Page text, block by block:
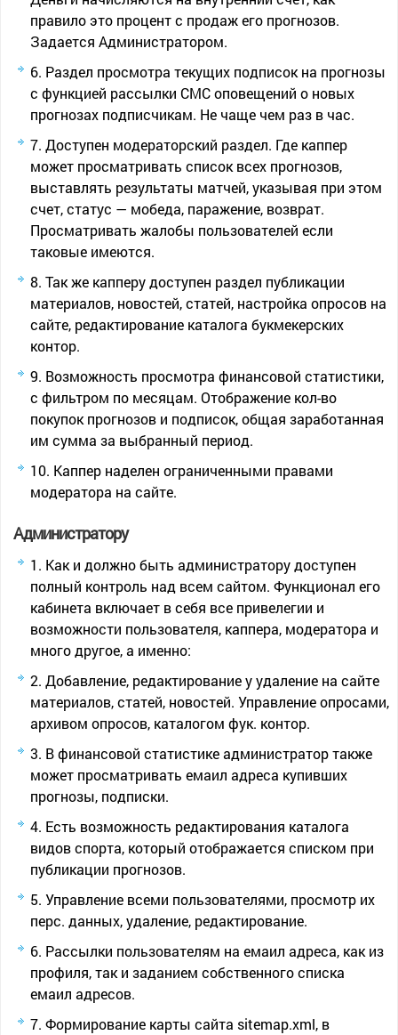
правило это процент с продаж его прогнозов.
Задается Администратором.
Раздел просмотра текущих подписок на прогнозы
с функцией рассылки СМС оповещений о новых
прогнозах подписчикам. Не чаще чем раз в час.
Доступен модераторский раздел. Где каппер
может просматривать список всех прогнозов,
выставлять результаты матчей, указывая при этом
счет, статус — мобеда, паражение, возврат.
Просматривать жалобы пользователей если
таковые имеются.
Так же капперу доступен раздел публикации
материалов, новостей, статей, настройка опросов на
сайте, редактирование каталога букмекерских
контор.
Возможность просмотра финансовой статистики,
с фильтром по месяцам. Отображение кол-во
покупок прогнозов и подписок, общая заработанная
им сумма за выбранный период.
Каппер наделен ограниченными правами
модератора на сайте.
Администратору
Как и должно быть администратору доступен
полный контроль над всем сайтом. Функционал его
кабинета включает в себя все привелегии и
возможности пользователя, каппера, модератора и
много другое, а именно:
Добавление, редактирование у удаление на сайте
материалов, статей, новостей. Управление опросами,
архивом опросов, каталогом фук. контор.
В финансовой статистике администратор также
может просматривать емаил адреса купивших
прогнозы, подписки.
Есть возможность редактирования каталога
видов спорта, который отображается списком при
публикации прогнозов.
Управление всеми пользователями, просмотр их
перс. данных, удаление, редактирование.
Рассылки пользователям на емаил адреса, как из
профиля, так и заданием собственного списка
емаил адресов.
Формирование карты сайта sitemap.xml, в